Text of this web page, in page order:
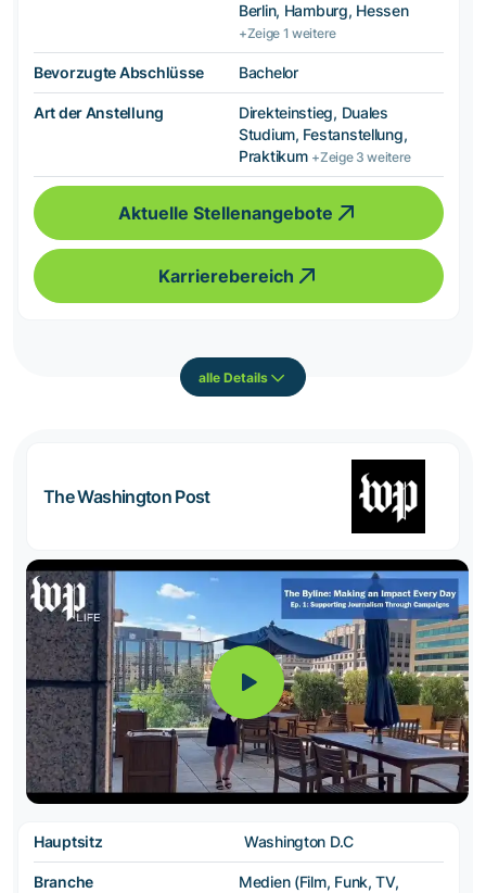
Berlin, Hamburg, Hessen
+Zeige 1 weitere
Bevorzugte Abschlüsse Bachelor
Art der Anstellung
Direkteinstieg, Duales
Studium, Festanstellung,
Praktikum +Zeige 3 weitere
Aktuelle Stellenangebote
Karrierebereich
alle Details
The Washington Post
Hauptsitz Washington D.C
Branche
Medien (Film, Funk, TV,